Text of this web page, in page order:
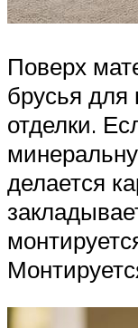
Поверх
брусья
отделки.
делается